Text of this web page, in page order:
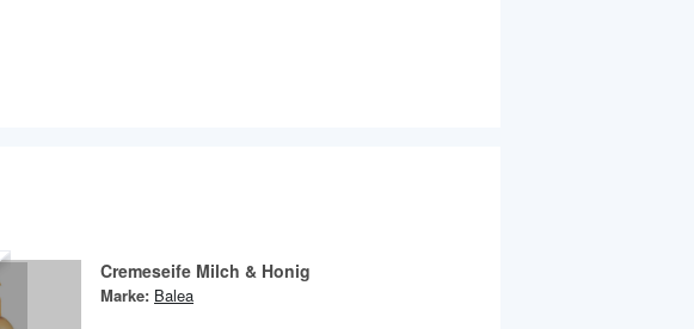
Cremeseife Milch & Honig
Marke: Balea